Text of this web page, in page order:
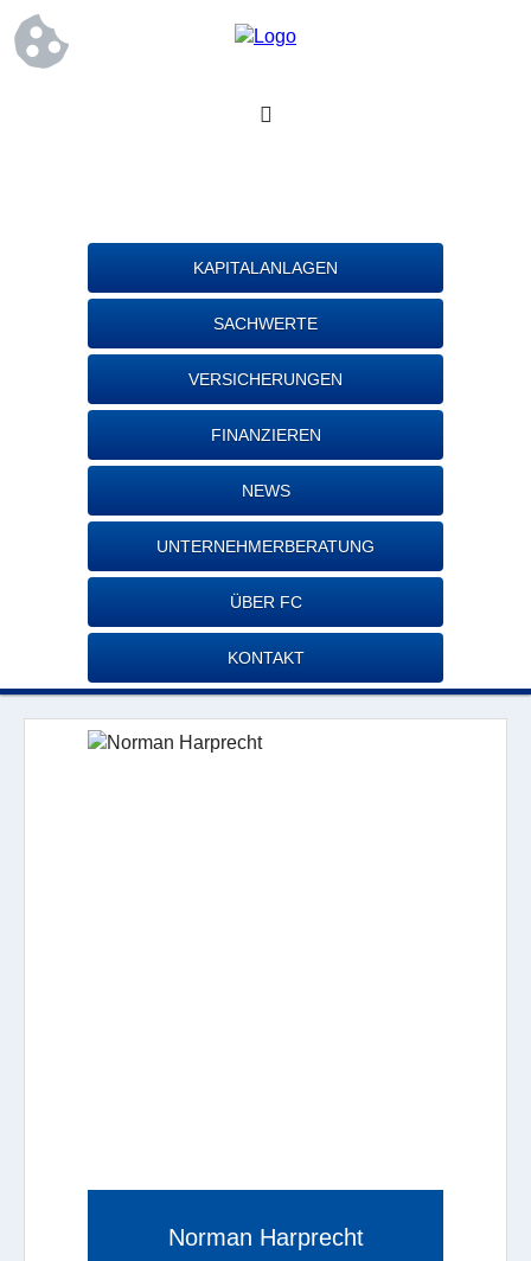
KAPITALANLAGEN
SACHWERTE
VERSICHERUNGEN
FINANZIEREN
NEWS
UNTERNEHMERBERATUNG
ÜBER FC
KONTAKT
Norman Harprecht